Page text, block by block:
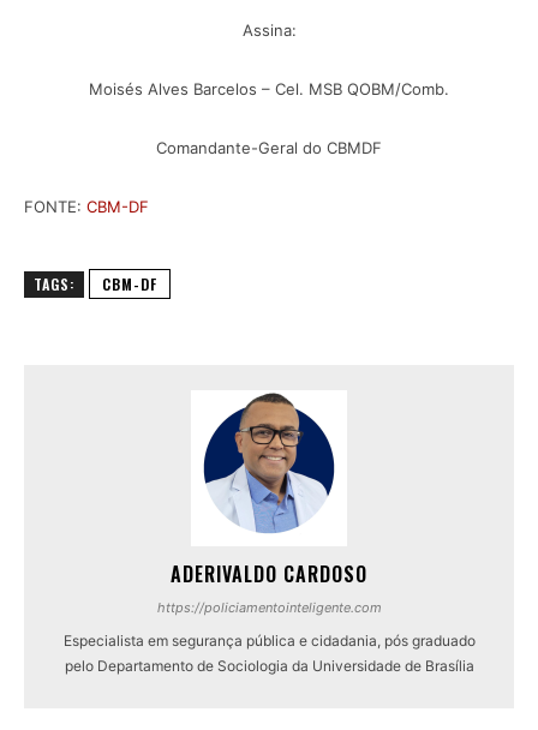
Assina:
Moisés Alves Barcelos – Cel. MSB QOBM/Comb.
Comandante-Geral do CBMDF
FONTE: CBM-DF
TAGS: CBM-DF
ADERIVALDO CARDOSO
https://policiamentointeligente.com
Especialista em segurança pública e cidadania, pós graduado
pelo Departamento de Sociologia da Universidade de Brasília